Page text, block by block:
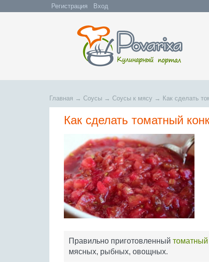
Регистрация Вход
Главная → Соусы → Соусы к мясу → Как сделать
Как сделать томатный
Правильно приготовленный томатный
мясных, рыбных, овощных.